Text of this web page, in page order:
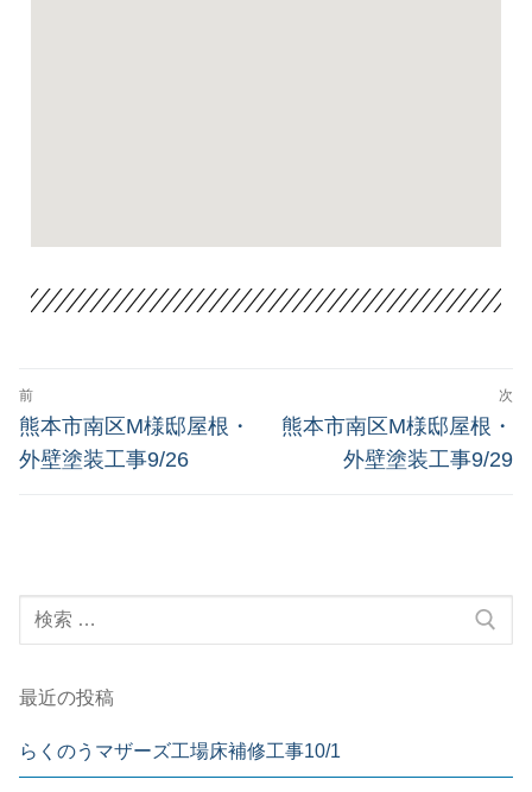
前
熊本市南区M様邸屋根・
外壁塗装工事9/26
次
熊本市南区M様邸屋根・
外壁塗装工事9/29
最近の投稿
らくのうマザーズ工場床補修工事10/1